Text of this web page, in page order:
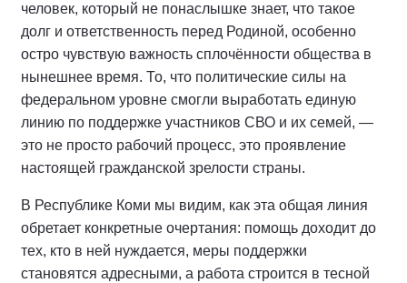
человек, который не понаслышке знает, что такое
долг и ответственность перед Родиной, особенно
остро чувствую важность сплочённости общества в
нынешнее время. То, что политические силы на
федеральном уровне смогли выработать единую
линию по поддержке участников СВО и их семей, —
это не просто рабочий процесс, это проявление
настоящей гражданской зрелости страны.
В Республике Коми мы видим, как эта общая линия
обретает конкретные очертания: помощь доходит до
тех, кто в ней нуждается, меры поддержки
становятся адресными, а работа строится в тесной